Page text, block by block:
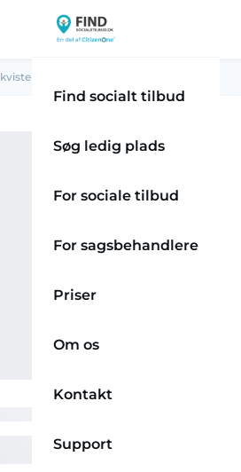
Find socialt tilbud
Søg ledig plads
For sociale tilbud
For sagsbehandlere
Priser
Om os
Kontakt
Support
kvisten